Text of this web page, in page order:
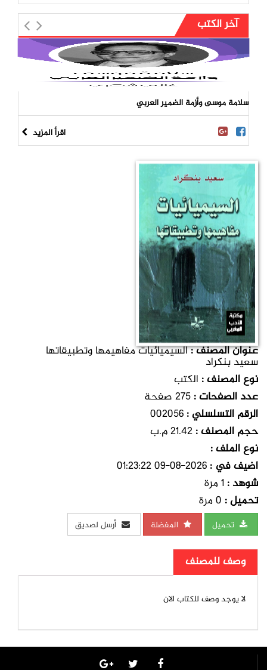
آخر الكتب
سلامة موسى وأزمة الضمير العربي
اقرأ المزيد
عنوان المصنف :السيميائيات مفاهيمها وتطبيقاتها
سعيد بنكراد
نوع المصنف : الكتب
عدد الصفحات : 275 صفحة
الرقم التسلسلي : 002056
حجم المصنف : 21.42 م.ب
نوع الملف :
اضيف في : 2026-08-09 01:23:22
شوهد : 1 مرة
تحميل : 0 مرة
تحميل المفضلة أرسل لصديق
وصف للمصنف
لا يوجد وصف للكتاب الان